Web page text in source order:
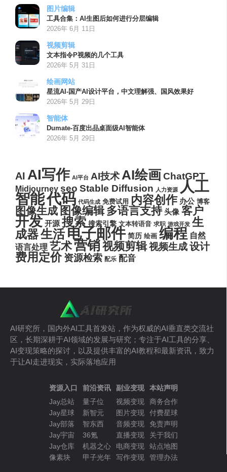
图片编辑
工具合集：AI生图后如何进行分层编辑
2026年 6月 11日
视频剪辑
文本指令P视频的几个工具
2026年 5月 31日
绘画网站
星流AI-国产AI设计平台，中文理解强、国风效果好
2026年 5月 29日
智能体
Dumate-百度出品桌面级AI智能体
2026年 5月 29日
AI AI写作 AI平台 AI技术AI绘画ChatGPT
Midjourney seo Stable Diffusion 人力资源 人工
智能代码 代码生成 免费试用 内容创作 办公 博客
图像生成 图像编辑 多语言支持 头像 客户
开发 开源 搜索 搜索引擎 文本转语音 求职 游戏开发 生
成器生活电子邮件 简历 绘画 编程 自然
语言处理 艺术营销视频剪辑视频生成设计
费用定价 资源检索 配乐 配音
AI研究所，国内外AI工具首发站，作为权威的AI垂直类交流社
区，长期深耕于AI领域的发展与研究；专注于AI工具的分享、
AI变现策略的探讨，以及提供丰富的AI教程和最新资讯，致力
于让AI走进现实，实际落地应用
资源入口
Jay总站
Jay星球
Jay部落
Jay宇宙
Jay仓库
像素块
前沿资讯
量子位
新智元
智东西
36氪
机器之心
甲子光年
副业变现
视频变现
图片变现
音频变现
直播变现
电商变现
写作变现
本站声明
商务合作
付费星球
免责声明
关于我们
站点地图
管理办法